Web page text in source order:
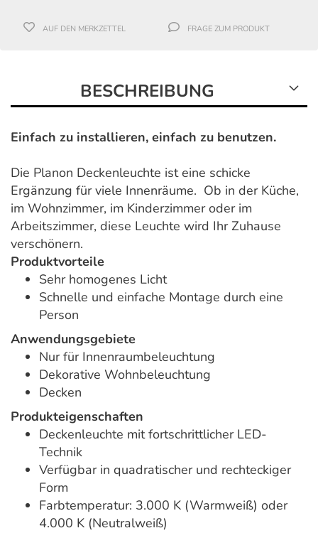
AUF DEN MERKZETTEL FRAGE ZUM PRODUKT
BESCHREIBUNG
Einfach zu installieren, einfach zu benutzen.
Die Planon Deckenleuchte ist eine schicke
Ergänzung für viele Innenräume. Ob in der Küche,
im Wohnzimmer, im Kinderzimmer oder im
Arbeitszimmer, diese Leuchte wird Ihr Zuhause
verschönern.
Produktvorteile
Sehr homogenes Licht
Schnelle und einfache Montage durch eine
Person
Anwendungsgebiete
Nur für Innenraumbeleuchtung
Dekorative Wohnbeleuchtung
Decken
Produkteigenschaften
Deckenleuchte mit fortschrittlicher LED-
Technik
Verfügbar in quadratischer und rechteckiger
Form
Farbtemperatur: 3.000 K (Warmweiß) oder
4.000 K (Neutralweiß)